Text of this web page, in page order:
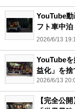
YouTube
フト車中泊
2026/6/13
YouTube
益化」を捨
2026/6/13
【完全公